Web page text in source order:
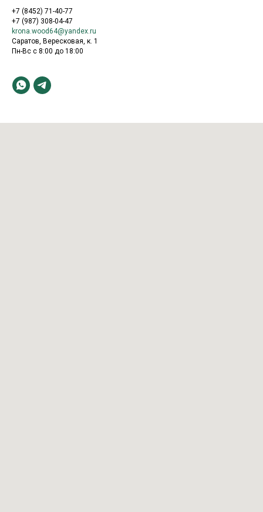
+7 (8452) 71-40-77
+7 (987) 308-04-47
krona.wood64@yandex.ru
Саратов, Вересковая, к. 1
Пн-Вс с 8:00 до 18:00